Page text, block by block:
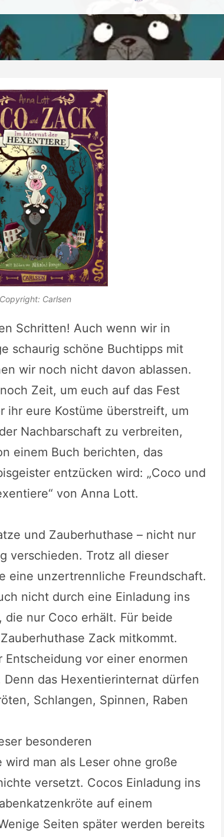
Copyright: Carlsen
Schritten! Auch wenn wir in
schaurig schöne Buchtipps mit
wir noch nicht davon ablassen.
Zeit, um euch auf das Fest
ihr eure Kostüme überstreift, um
Nachbarschaft zu verbreiten,
einem Buch berichten, das
entzücken wird: „Coco und
von Anna Lott.
und Zauberhuthase – nicht nur
verschieden. Trotz all dieser
eine unzertrennliche Freundschaft.
nicht durch eine Einladung ins
nur Coco erhält. Für beide
Zack mitkommt.
vor einer enormen
das Hexentierinternat dürfen
Schlangen, Spinnen, Raben
besonderen
man als Leser ohne große
versetzt. Cocos Einladung ins
auf einem
Seiten später werden bereits